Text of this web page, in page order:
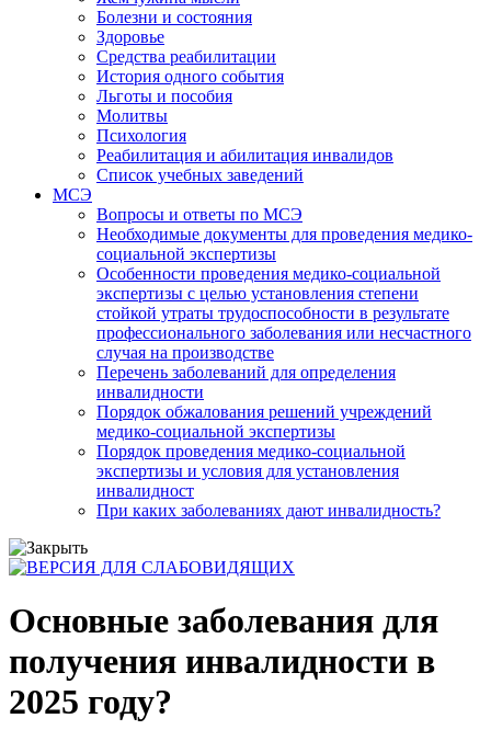
Болезни и состояния
Здоровье
Средства реабилитации
История одного события
Льготы и пособия
Молитвы
Психология
Реабилитация и абилитация инвалидов
Список учебных заведений
МСЭ
Вопросы и ответы по МСЭ
Необходимые документы для проведения медико-
социальной экспертизы
Особенности проведения медико-социальной
экспертизы с целью установления степени
стойкой утраты трудоспособности в результате
профессионального заболевания или несчастного
случая на производстве
Перечень заболеваний для определения
инвалидности
Порядок обжалования решений учреждений
медико-социальной экспертизы
Порядок проведения медико-социальной
экспертизы и условия для установления
инвалидност
При каких заболеваниях дают инвалидность?
Основные заболевания для
получения инвалидности в
2025 году?